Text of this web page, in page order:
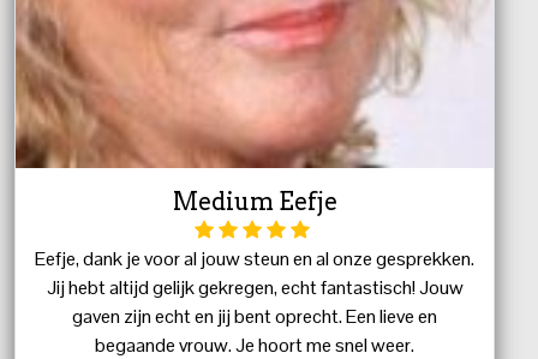
Medium Eefje
Eefje, dank je voor al jouw steun en al onze gesprekken.
Jij hebt altijd gelijk gekregen, echt fantastisch! Jouw
gaven zijn echt en jij bent oprecht. Een lieve en
begaande vrouw. Je hoort me snel weer.